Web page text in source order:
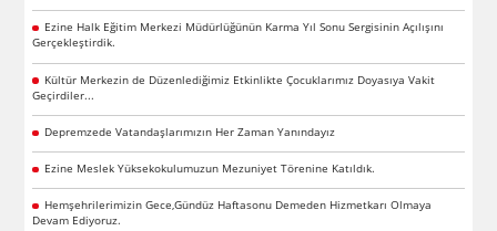
Ezine Halk Eğitim Merkezi Müdürlüğünün Karma Yıl Sonu Sergisinin Açılışını
Gerçekleştirdik.
Kültür Merkezin de Düzenlediğimiz Etkinlikte Çocuklarımız Doyasıya Vakit
Geçirdiler...
Depremzede Vatandaşlarımızın Her Zaman Yanındayız
Ezine Meslek Yüksekokulumuzun Mezuniyet Törenine Katıldık.
Hemşehrilerimizin Gece,Gündüz Haftasonu Demeden Hizmetkarı Olmaya
Devam Ediyoruz.